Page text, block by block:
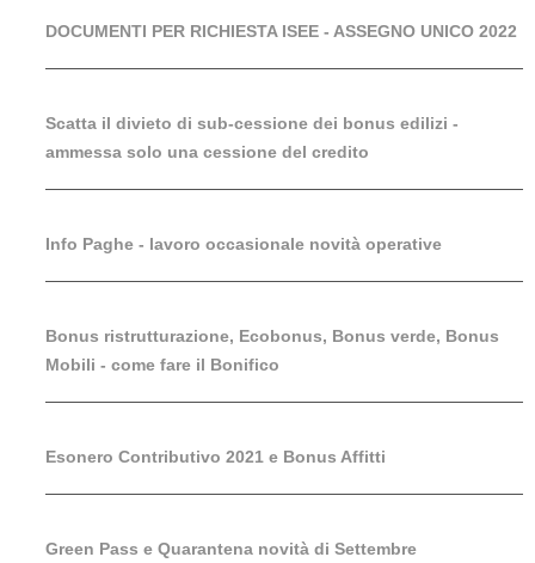
DOCUMENTI PER RICHIESTA ISEE - ASSEGNO UNICO 2022
Scatta il divieto di sub-cessione dei bonus edilizi -
ammessa solo una cessione del credito
Info Paghe - lavoro occasionale novità operative
Bonus ristrutturazione, Ecobonus, Bonus verde, Bonus
Mobili - come fare il Bonifico
Esonero Contributivo 2021 e Bonus Affitti
Green Pass e Quarantena novità di Settembre